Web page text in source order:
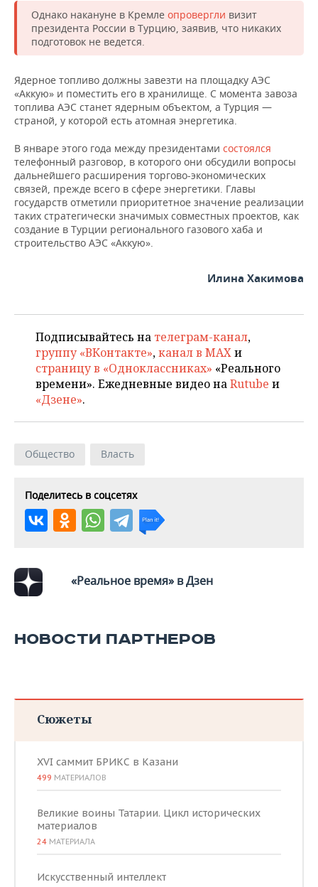
ЭНЕРГЕТИКА
УСЛУГИ
МЕДИА
ТЕЛЕКОММУНИКАЦИИ
ВЫЕЗДНАЯ РЕДАКЦИЯ
БИЗНЕС-БРАНЧИ
ONLINE-КОНФЕРЕНЦИИ
ОТКРЫТАЯ ЛЕКЦИЯ
НОВОСТИ СПОРТА
ФУТБОЛ
ХОККЕЙ
БАСКЕТБОЛ
КИБЕРСПОРТ
ФИГУРНОЕ КАТАНИЕ
ВОДНЫЕ ВИДЫ СПОРТА
ОБЩЕСТВО
НОВОСТИ ОБЩЕСТВА
ВЛАСТЬ
ИНФРАСТРУКТУРА
КУЛЬТУРА
МЕДИЦИНА
ОБРАЗОВАНИЕ
ФОТОГАЛЕРЕЯ
СЮЖЕТЫ
СПРАВОЧНИК
СПИСОК КОМПАНИЙ
Однако накануне в Кремле опровергли визит
президента России в Турцию, заявив, что никаких
подготовок не ведется.
Ядерное топливо должны завезти на площадку АЭС
«Аккую» и поместить его в хранилище. С момента завоза
топлива АЭС станет ядерным объектом, а Турция —
страной, у которой есть атомная энергетика.
В январе этого года между президентами состоялся
телефонный разговор, в которого они обсудили вопросы
дальнейшего расширения торгово-экономических
связей, прежде всего в сфере энергетики. Главы
государств отметили приоритетное значение реализации
таких стратегически значимых совместных проектов, как
создание в Турции регионального газового хаба и
строительство АЭС «Аккую».
Илина Хакимова
Подписывайтесь на телеграм-канал,
группу «ВКонтакте»,канал в MAXи
страницу в «Одноклассниках» «Реального
времени». Ежедневные видео наRutube и
«Дзене».
Общество Власть
Поделитесь в соцсетях
«Реальное время» в Дзен
НОВОСТИ ПАРТНЕРОВ
Сюжеты
XVI саммит БРИКС в Казани
499 МАТЕРИАЛОВ
Великие воины Татарии. Цикл исторических
материалов
24 МАТЕРИАЛА
Искусственный интеллект